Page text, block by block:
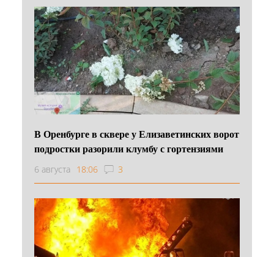
В Оренбурге в сквере у Елизаветинских ворот
подростки разорили клумбу с гортензиями
6 августа 18:06 3